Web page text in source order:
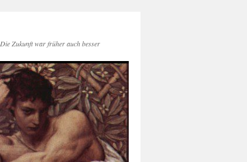
Die Zukunft war früher auch besser